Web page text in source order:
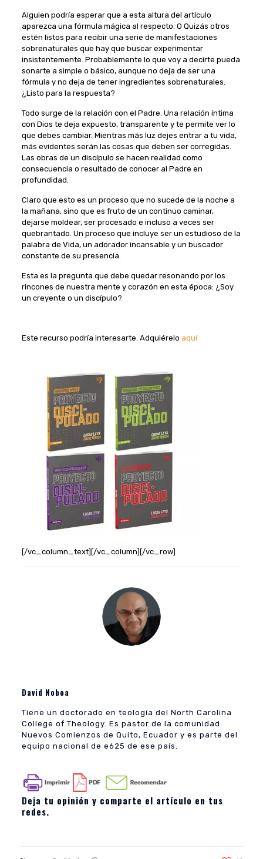
Alguien podría esperar que a esta altura del artículo
aparezca una fórmula mágica al respecto. O Quizás otros
estén listos para recibir una serie de manifestaciones
sobrenaturales que hay que buscar experimentar
insistentemente. Probablemente lo que voy a decirte pueda
sonarte a simple o básico, aunque no deja de ser una
fórmula y no deja de tener ingredientes sobrenaturales.
¿Listo para la respuesta?
Todo surge de la relación con el Padre. Una relación íntima
con Dios te deja expuesto, transparente y te permite ver lo
que debes cambiar. Mientras más luz dejes entrar a tu vida,
más evidentes serán las cosas que deben ser corregidas.
Las obras de un discípulo se hacen realidad como
consecuencia o resultado de conocer al Padre en
profundidad.
Claro que esto es un proceso que no sucede de la noche a
la mañana, sino que es fruto de un continuo caminar,
dejarse moldear, ser procesado e incluso a veces ser
quebrantado. Un proceso que incluye ser un estudioso de la
palabra de Vida, un adorador incansable y un buscador
constante de su presencia.
Esta es la pregunta que debe quedar resonando por los
rincones de nuestra mente y corazón en esta época: ¿Soy
un creyente o un discípulo?
Este recurso podría interesarte. Adquiérelo aquí
[/vc_column_text][/vc_column][/vc_row]
David Noboa
Tiene un doctorado en teología del North Carolina
College of Theology. Es pastor de la comunidad
Nuevos Comienzos de Quito, Ecuador y es parte del
equipo nacional de e625 de ese país.
Deja tu opinión y comparte el artículo en tus
redes.